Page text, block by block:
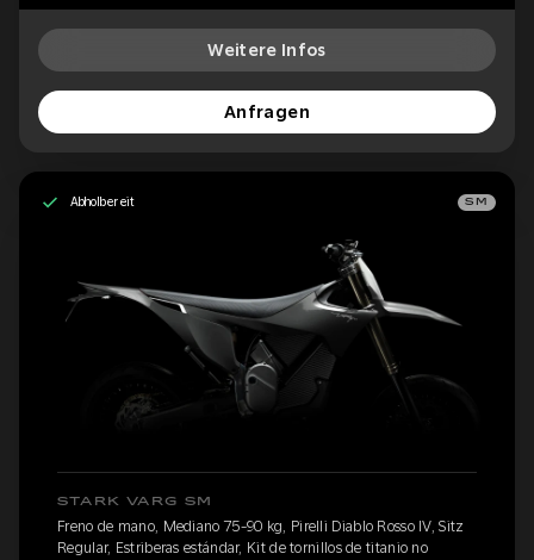
Weitere Infos
Anfragen
Abholbereit SM
STARK VARG SM
Freno de mano, Mediano 75-90 kg, Pirelli Diablo Rosso IV, Sitz
Regular, Estriberas estándar, Kit de tornillos de titanio no